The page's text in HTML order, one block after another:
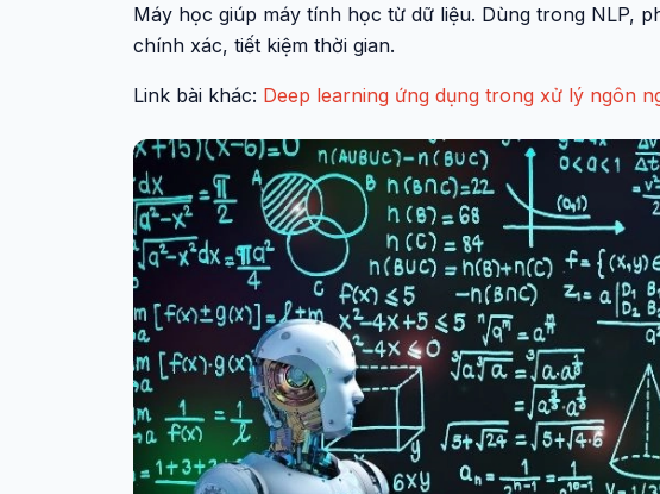
Máy học giúp máy tính học từ dữ liệu. Dùng trong NLP,
chính xác, tiết kiệm thời gian.
Link bài khác: Deep learning ứng dụng trong xử lý ngôn